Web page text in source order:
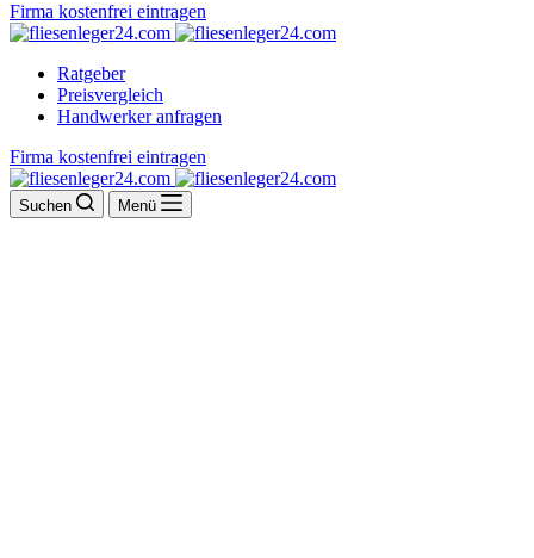
Firma kostenfrei eintragen
Ratgeber
Preisvergleich
Handwerker anfragen
Firma kostenfrei eintragen
Suchen Menü